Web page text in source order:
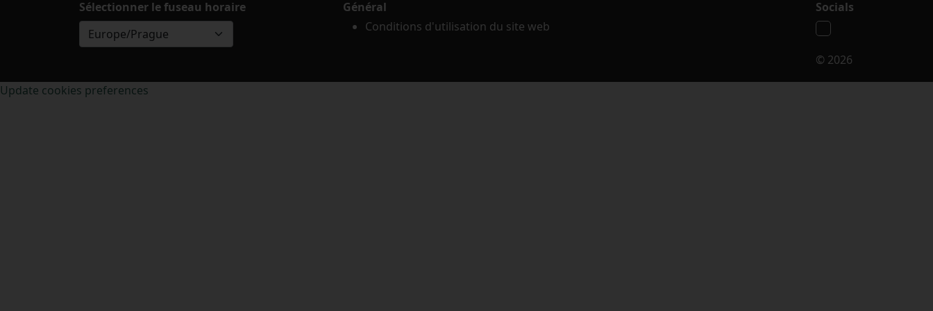
Sélectionner le fuseau horaire
Europe/Prague
Général
Conditions d'utilisation du site web
Socials
© 2026
Update cookies preferences